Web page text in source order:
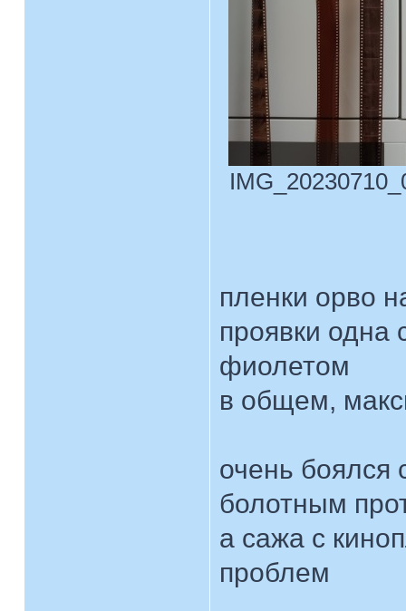
пленки орво
проявки одна
фиолетом
в общем,
очень боялся
болотным
а сажа с
проблем